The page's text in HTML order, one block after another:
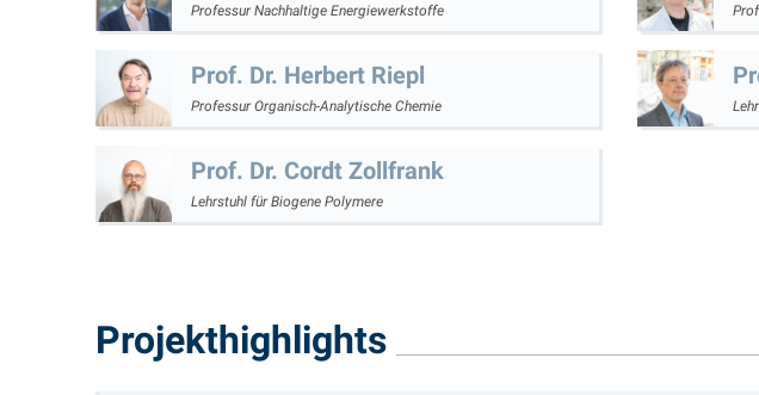
Professur Nachhaltige Energiewerkstoffe
Prof. Dr. Herbert Riepl
Professur Organisch-Analytische Chemie
Prof. Dr. Cordt Zollfrank
Lehrstuhl für Biogene Polymere
Projekthighlights